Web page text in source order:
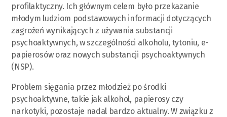
profilaktyczny. Ich głównym celem było przekazanie
młodym ludziom podstawowych informacji dotyczących
zagrożeń wynikających z używania substancji
psychoaktywnych, w szczególności alkoholu, tytoniu, e-
papierosów oraz nowych substancji psychoaktywnych
(NSP).
Problem sięgania przez młodzież po środki
psychoaktywne, takie jak alkohol, papierosy czy
narkotyki, pozostaje nadal bardzo aktualny. W związku z